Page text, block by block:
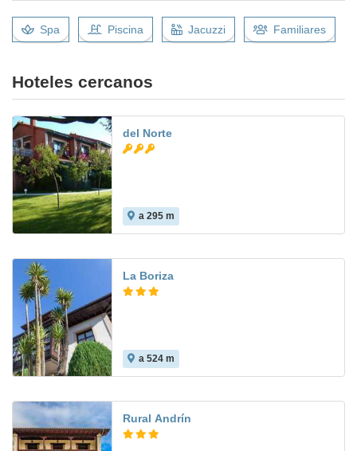
Spa Piscina Jacuzzi Familiares
Hoteles cercanos
del Norte
a 295 m
La Boriza
a 524 m
Rural Andrín